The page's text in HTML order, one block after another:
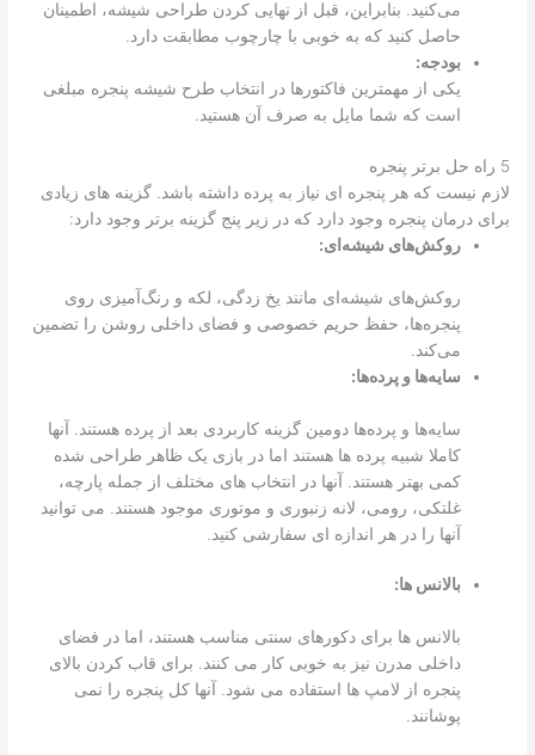
می‌کنید. بنابراین، قبل از نهایی کردن طراحی شیشه، اطمینان
حاصل کنید که به خوبی با چارچوب مطابقت دارد.
بودجه:
یکی از مهمترین فاکتورها در انتخاب طرح شیشه پنجره مبلغی
است که شما مایل به صرف آن هستید.
5 راه حل برتر پنجره
لازم نیست که هر پنجره ای نیاز به پرده داشته باشد. گزینه های زیادی
برای درمان پنجره وجود دارد که در زیر پنج گزینه برتر وجود دارد:
روکش‌های شیشه‌ای:
روکش‌های شیشه‌ای مانند یخ زدگی، لکه و رنگ‌آمیزی روی
پنجره‌ها، حفظ حریم خصوصی و فضای داخلی روشن را تضمین
می‌کند.
سایه‌ها و پرده‌ها:
سایه‌ها و پرده‌ها دومین گزینه کاربردی بعد از پرده هستند. آنها
کاملا شبیه پرده ها هستند اما در بازی یک ظاهر طراحی شده
کمی بهتر هستند. آنها در انتخاب های مختلف از جمله پارچه،
غلتکی، رومی، لانه زنبوری و موتوری موجود هستند. می توانید
آنها را در هر اندازه ای سفارشی کنید.
بالانس ها:
بالانس ها برای دکورهای سنتی مناسب هستند، اما در فضای
داخلی مدرن نیز به خوبی کار می کنند. برای قاب کردن بالای
پنجره از لامپ ها استفاده می شود. آنها کل پنجره را نمی
پوشانند.